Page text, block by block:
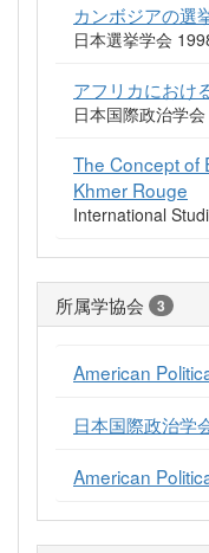
カンボジアの選
日本選挙学会
アフリカにおけ
日本国際政治学
The Concept of
Khmer Rouge
International
所属学協会 3
American
日本国際政治学
American